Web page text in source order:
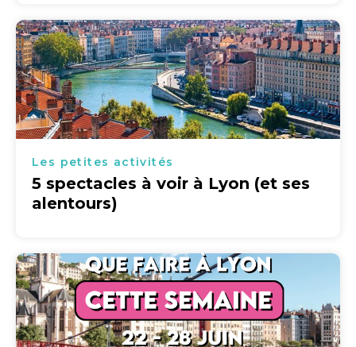
Les petites activités
5 spectacles à voir à Lyon (et ses
alentours)